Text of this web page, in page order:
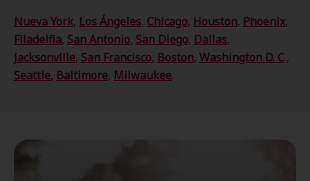
Nueva York, Los Ángeles, Chicago, Houston, Phoenix,
Filadelfia, San Antonio, San Diego, Dallas,
Jacksonville, San Francisco, Boston, Washington D. C.,
Seattle, Baltimore, Milwaukee.